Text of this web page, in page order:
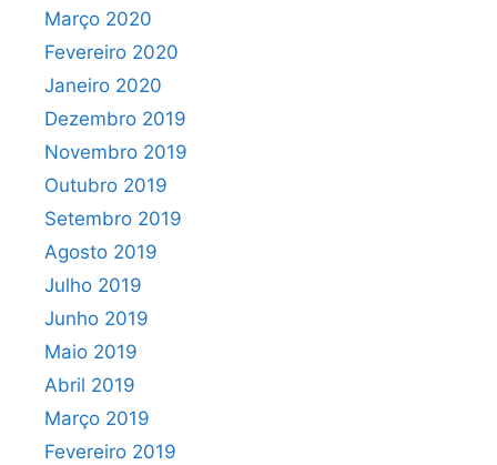
Março 2020
Fevereiro 2020
Janeiro 2020
Dezembro 2019
Novembro 2019
Outubro 2019
Setembro 2019
Agosto 2019
Julho 2019
Junho 2019
Maio 2019
Abril 2019
Março 2019
Fevereiro 2019